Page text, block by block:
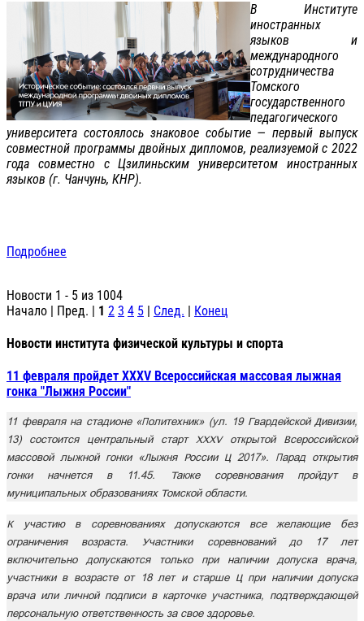
В Институте
иностранных
языков и
международного
сотрудничества
Томского
государственного
педагогического
университета состоялось знаковое событие — первый выпуск
совместной программы двойных дипломов, реализуемой с 2022
года совместно с Цзилиньским университетом иностранных
языков (г. Чанчунь, КНР).
Подробнее
Новости 1 - 5 из 1004
Начало | Пред. | 1 2 3 4 5 | След. | Конец
Новости института физической культуры и спорта
11 февраля пройдет XXXV Всероссийская массовая лыжная
гонка "Лыжня России"
11 февраля на стадионе «Политехник» (ул. 19 Гвардейской Дивизии,
13) состоится центральный старт XXXV открытой Всероссийской
массовой лыжной гонки «Лыжня России – 2017». Парад открытия
гонки начнется в 11.45. Также соревнования пройдут в
муниципальных образованиях Томской области.
К участию в соревнованиях допускаются все желающие без
ограничения возраста. Участники соревнований до 17 лет
включительно допускаются только при наличии допуска врача,
участники в возрасте от 18 лет и старше – при наличии допуска
врача или личной подписи в карточке участника, подтверждающей
персональную ответственность за свое здоровье.